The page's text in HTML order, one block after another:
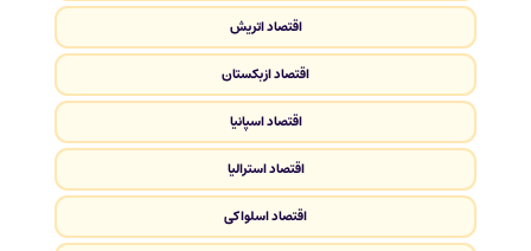
اقتصاد اتریش
اقتصاد ازبکستان
اقتصاد اسپانیا
اقتصاد استرالیا
اقتصاد اسلواکی